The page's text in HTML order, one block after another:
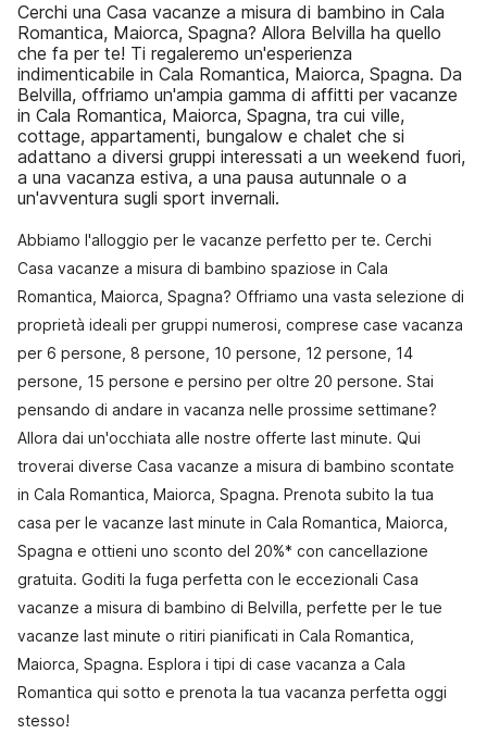
Cerchi una Casa vacanze a misura di bambino in Cala
Romantica, Maiorca, Spagna? Allora Belvilla ha quello
che fa per te! Ti regaleremo un'esperienza
indimenticabile in Cala Romantica, Maiorca, Spagna. Da
Belvilla, offriamo un'ampia gamma di affitti per vacanze
in Cala Romantica, Maiorca, Spagna, tra cui ville,
cottage, appartamenti, bungalow e chalet che si
adattano a diversi gruppi interessati a un weekend fuori,
a una vacanza estiva, a una pausa autunnale o a
un'avventura sugli sport invernali.
Abbiamo l'alloggio per le vacanze perfetto per te. Cerchi
Casa vacanze a misura di bambino spaziose in Cala
Romantica, Maiorca, Spagna? Offriamo una vasta selezione di
proprietà ideali per gruppi numerosi, comprese case vacanza
per 6 persone, 8 persone, 10 persone, 12 persone, 14
persone, 15 persone e persino per oltre 20 persone. Stai
pensando di andare in vacanza nelle prossime settimane?
Allora dai un'occhiata alle nostre offerte last minute. Qui
troverai diverse Casa vacanze a misura di bambino scontate
in Cala Romantica, Maiorca, Spagna. Prenota subito la tua
casa per le vacanze last minute in Cala Romantica, Maiorca,
Spagna e ottieni uno sconto del 20%* con cancellazione
gratuita. Goditi la fuga perfetta con le eccezionali Casa
vacanze a misura di bambino di Belvilla, perfette per le tue
vacanze last minute o ritiri pianificati in Cala Romantica,
Maiorca, Spagna. Esplora i tipi di case vacanza a Cala
Romantica qui sotto e prenota la tua vacanza perfetta oggi
stesso!